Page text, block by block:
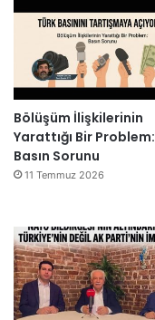
Bölüşüm İlişkilerinin
Yarattığı Bir Problem:
Basın Sorunu
11 Temmuz 2026